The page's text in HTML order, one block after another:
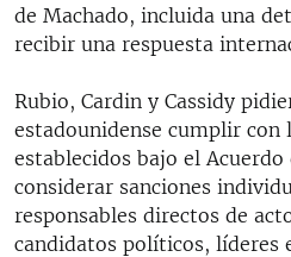
de Machado, incluida una
recibir una respuesta
Rubio, Cardin y Cassidy
estadounidense cumplir con
establecidos bajo el Acuerdo
considerar sanciones
responsables directos de
candidatos políticos, líderes